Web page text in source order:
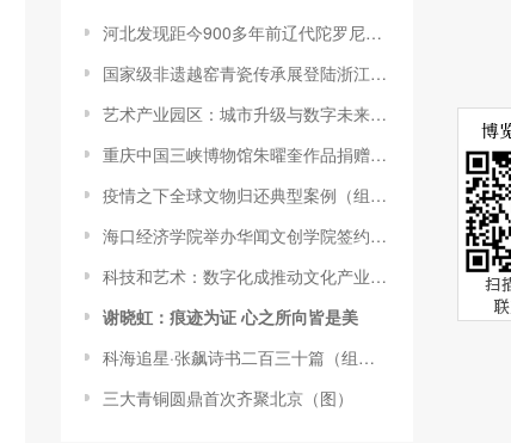
河北发现距今900多年前辽代陀罗尼经幢（图）
国家级非遗越窑青瓷传承展登陆浙江博物馆（图）
艺术产业园区：城市升级与数字未来——第六届艺术产业园区发展论坛在青岛举行（组图）
重庆中国三峡博物馆朱曜奎作品捐赠仪式在渝举行（组图）
疫情之下全球文物归还典型案例（组图）
海口经济学院举办华闻文创学院签约暨营创国际商学院揭牌仪式
科技和艺术：数字化成推动文化产业高质量发展新引擎（图）
谢晓虹：痕迹为证 心之所向皆是美
科海追星·张飙诗书二百三十篇（组图）
三大青铜圆鼎首次齐聚北京（图）